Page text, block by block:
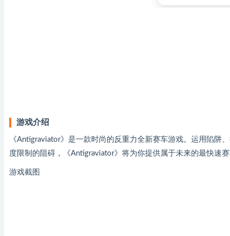
游戏介绍
《Antigraviator》是一款时尚的反重力全新赛车游戏。运用陷阱
度限制的阻碍，《Antigraviator》将为你提供属于未来的最快速
游戏截图